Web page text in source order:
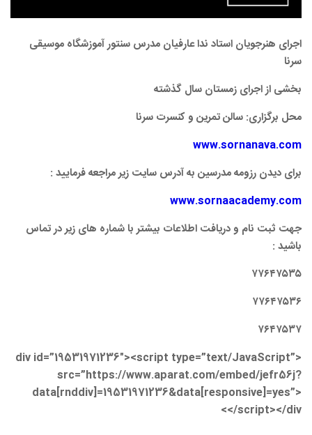
اجرای هنرجویان استاد ندا عارفیان مدرس سنتور آموزشگاه موسیقی
سرنا
بخشی از اجرای زمستان سال گذشته
محل برگزاری: سالن تمرین و کنسرت سرنا
www.sornanava.com
برای دیدن رزومه مدرسین به آدرس سایت زیر مراجعه فرمایید :
www.sornaacademy.com
جهت ثبت نام و دریافت اطلاعات بیشتر با شماره های زیر در تماس
باشید :
۷۷۶۴۷۵۳۵
۷۷۶۴۷۵۳۶
۷۶۴۷۵۳۷
<div id=”19531971236″><script type=”text/JavaScript”
src=”https://www.aparat.com/embed/jefr56j?
data[rnddiv]=19531971236&data[responsive]=yes”>
</script></div>